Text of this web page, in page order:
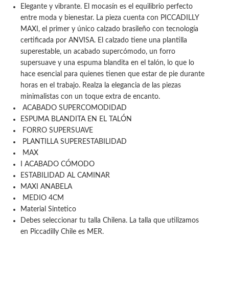
Elegante y vibrante. El mocasín es el equilibrio perfecto
entre moda y bienestar. La pieza cuenta con PICCADILLY
MAXI, el primer y único calzado brasileño con tecnología
certificada por ANVISA. El calzado tiene una plantilla
superestable, un acabado supercómodo, un forro
supersuave y una espuma blandita en el talón, lo que lo
hace esencial para quienes tienen que estar de pie durante
horas en el trabajo. Realza la elegancia de las piezas
minimalistas con un toque extra de encanto.
ACABADO SUPERCOMODIDAD
ESPUMA BLANDITA EN EL TALÓN
FORRO SUPERSUAVE
PLANTILLA SUPERESTABILIDAD
MAX
I ACABADO CÓMODO
ESTABILIDAD AL CAMINAR
MAXI ANABELA
MEDIO 4CM
Material Sintetico
Debes seleccionar tu talla Chilena. La talla que utilizamos
en Piccadilly Chile es MER.